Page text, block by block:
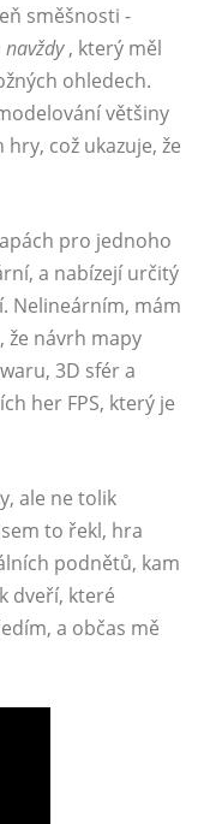
směšnosti -
navždy, který měl
ohledech.
většiny
což ukazuje, že
pro jednoho
a nabízejí určitý
Nelineárním, mám
že návrh mapy
3D sfér a
her FPS, který je
ale ne tolik
to řekl, hra
podnětů, kam
dveří, které
a občas mě